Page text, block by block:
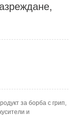
за борба с грип,
и